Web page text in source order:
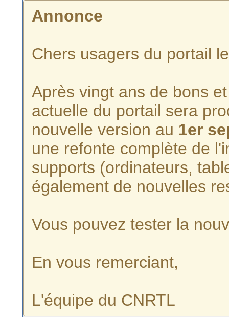
Annonce
Chers usagers du portail
Après vingt ans de bons
actuelle du portail sera
nouvelle version au 1er
une refonte complète de
supports (ordinateurs,
également de nouvelles
Vous pouvez tester la
En vous remerciant,
L'équipe du CNRTL